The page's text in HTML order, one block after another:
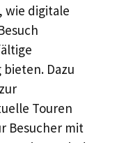
wie digitale
Dazu
Touren
Besucher mit